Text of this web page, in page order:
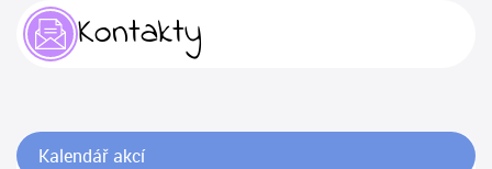
Kontakty
Kalendář akcí